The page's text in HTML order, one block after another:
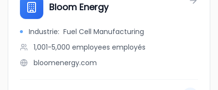
Bloom Energy
Industrie: Fuel Cell Manufacturing
1,001-5,000 employees employés
bloomenergy.com